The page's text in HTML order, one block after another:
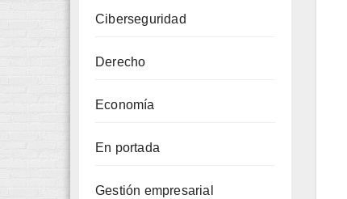
Ciberseguridad
Derecho
Economía
En portada
Gestión empresarial